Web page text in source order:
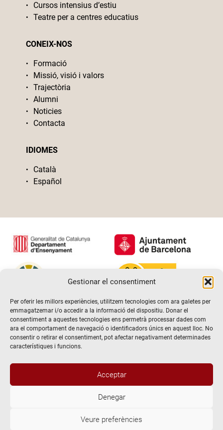
Gestionar el consentiment
Per oferir les millors experiències, utilitzem tecnologies com ara galetes per
emmagatzemar i/o accedir a la informació del dispositiu. Donar el
consentiment a aquestes tecnologies ens permetrà processar dades com
ara el comportament de navegació o identificadors únics en aquest lloc. No
consentir o retirar el consentiment, pot afectar negativament determinades
característiques i funcions.
Acceptar
Denegar
Veure preferències
Cursos intensius d’estiu
Teatre per a centres educatius
CONEIX-NOS
Formació
Missió, visió i valors
Trajectòria
Alumni
Noticies
Contacta
IDIOMES
Català
Español
@2026 Escola de teatre El Timbal. Tots els drets reservats
Avís Legal